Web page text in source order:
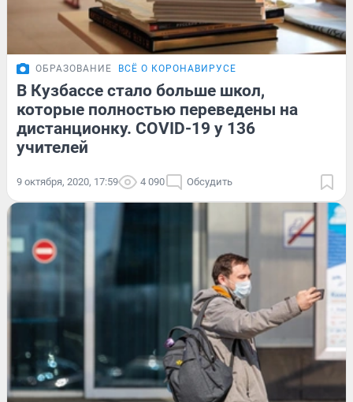
ОБРАЗОВАНИЕ ВСЁ О КОРОНАВИРУСЕ
В Кузбассе стало больше школ,
которые полностью переведены на
дистанционку. COVID-19 у 136
учителей
9 октября, 2020, 17:59 4 090 Обсудить